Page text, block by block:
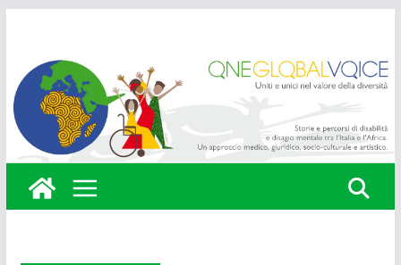
content